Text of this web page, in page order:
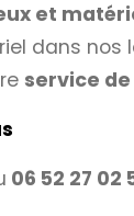
et
dans nos
service
06 52 27 02